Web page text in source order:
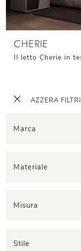
AZZERA FILTRI
Marca
Materiale
Misura
Stile
CHERIE